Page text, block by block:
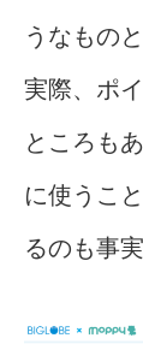
うなもの
実際、ポ
ところも
に使うこ
るのも事実